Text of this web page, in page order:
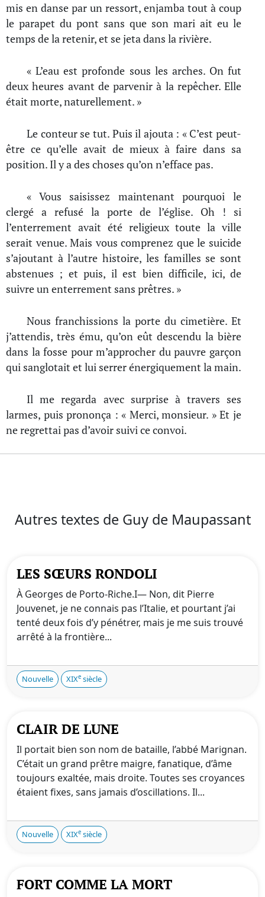
mis en danse par un ressort, enjamba tout à coup
le parapet du pont sans que son mari ait eu le
temps de la retenir, et se jeta dans la rivière.
« L’eau est profonde sous les arches. On fut
deux heures avant de parvenir à la repêcher. Elle
était morte, naturellement. »
Le conteur se tut. Puis il ajouta : « C’est peut-
être ce qu’elle avait de mieux à faire dans sa
position. Il y a des choses qu’on n’efface pas.
« Vous saisissez maintenant pourquoi le
clergé a refusé la porte de l’église. Oh ! si
l’enterrement avait été religieux toute la ville
serait venue. Mais vous comprenez que le suicide
s’ajoutant à l’autre histoire, les familles se sont
abstenues ; et puis, il est bien difficile, ici, de
suivre un enterrement sans prêtres. »
Nous franchissions la porte du cimetière. Et
j’attendis, très ému, qu’on eût descendu la bière
dans la fosse pour m’approcher du pauvre garçon
qui sanglotait et lui serrer énergiquement la main.
Il me regarda avec surprise à travers ses
larmes, puis prononça : « Merci, monsieur. » Et je
ne regrettai pas d’avoir suivi ce convoi.
Autres textes de Guy de Maupassant
LES SŒURS RONDOLI
À Georges de Porto-Riche.I— Non, dit Pierre
Jouvenet, je ne connais pas l’Italie, et pourtant j’ai
tenté deux fois d’y pénétrer, mais je me suis trouvé
arrêté à la frontière...
Nouvelle XIXe siècle
CLAIR DE LUNE
Il portait bien son nom de bataille, l’abbé Marignan.
C’était un grand prêtre maigre, fanatique, d’âme
toujours exaltée, mais droite. Toutes ses croyances
étaient fixes, sans jamais d’oscillations. Il...
Nouvelle XIXe siècle
FORT COMME LA MORT